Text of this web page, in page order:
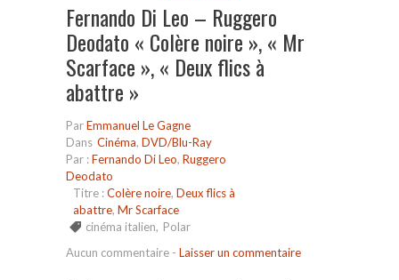
Fernando Di Leo – Ruggero
Deodato « Colère noire », « Mr
Scarface », « Deux flics à
abattre »
ParEmmanuel Le Gagne
Dans Cinéma, DVD/Blu-Ray
Par :Fernando Di Leo, Ruggero
Deodato
Titre :Colère noire, Deux flics à
abattre, Mr Scarface
cinéma italien, Polar
Aucun commentaire - Laisser un commentaire